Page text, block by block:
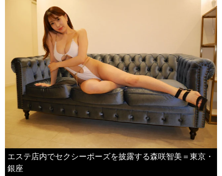
エステ店内でセクシーポーズを披露する森咲智美＝東京・
銀座